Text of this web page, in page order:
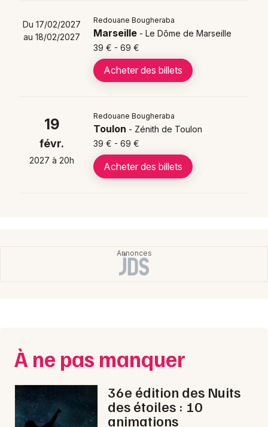
Du 17/02/2027
au 18/02/2027
Redouane Bougheraba
Marseille - Le Dôme de Marseille
39 € - 69 €
Acheter des billets
19
févr.
2027 à 20h
Redouane Bougheraba
Toulon - Zénith de Toulon
39 € - 69 €
Acheter des billets
À ne pas manquer
36e édition des Nuits
des étoiles : 10
animations